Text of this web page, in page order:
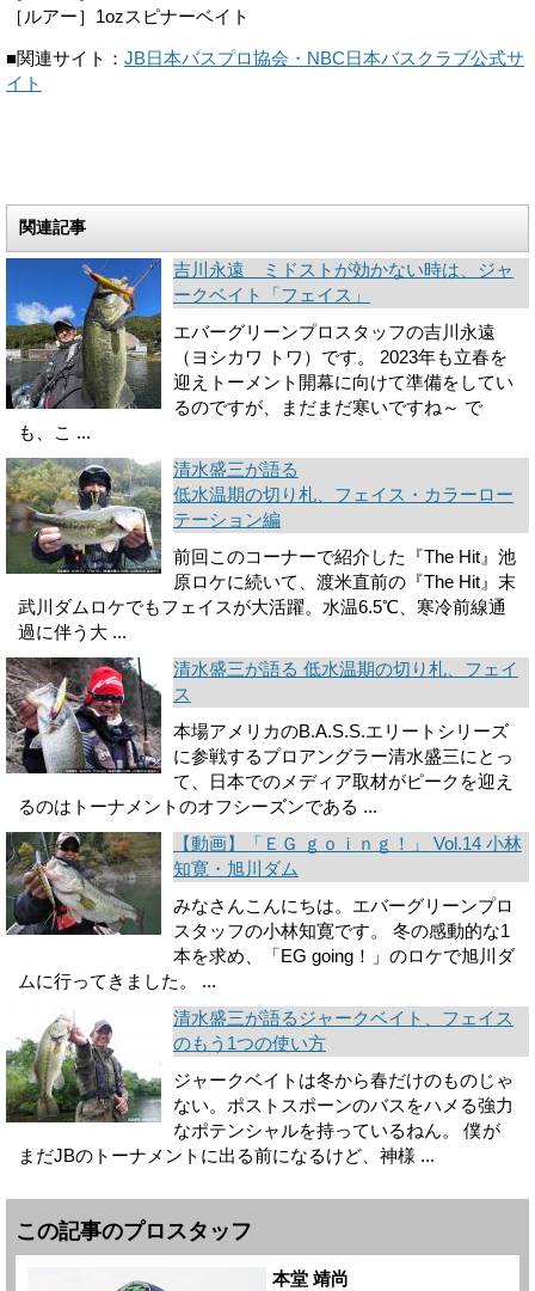
［ルアー］1ozスピナーベイト
■関連サイト： JB日本バスプロ協会・NBC日本バスクラブ公式サ
イト
関連記事
吉川永遠 ミドストが効かない時は、ジャ
ークベイト「フェイス」
エバーグリーンプロスタッフの吉川永遠
（ヨシカワ トワ）です。 2023年も立春を
迎えトーメント開幕に向けて準備をしてい
るのですが、まだまだ寒いですね～ で
も、こ ...
清水盛三が語る
低水温期の切り札、フェイス・カラーロー
テーション編
前回このコーナーで紹介した『The Hit』池
原ロケに続いて、渡米直前の『The Hit』末
武川ダムロケでもフェイスが大活躍。水温6.5℃、寒冷前線通
過に伴う大 ...
清水盛三が語る 低水温期の切り札、フェイ
ス
本場アメリカのB.A.S.S.エリートシリーズ
に参戦するプロアングラー清水盛三にとっ
て、日本でのメディア取材がピークを迎え
るのはトーナメントのオフシーズンである ...
【動画】「ＥＧ ｇｏｉｎｇ！」 Vol.14 小林
知寛・旭川ダム
みなさんこんにちは。エバーグリーンプロ
スタッフの小林知寛です。 冬の感動的な1
本を求め、「EG going！」のロケで旭川ダ
ムに行ってきました。 ...
清水盛三が語るジャークベイト、フェイス
のもう1つの使い方
ジャークベイトは冬から春だけのものじゃ
ない。ポストスポーンのバスをハメる強力
なポテンシャルを持っているねん。 僕が
まだJBのトーナメントに出る前になるけど、神様 ...
この記事のプロスタッフ
本堂 靖尚